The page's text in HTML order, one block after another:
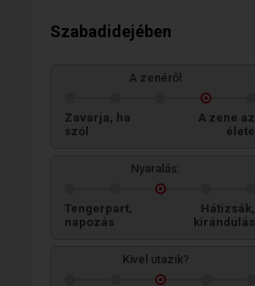
Szabadidejében
A zenéről
Zavarja, ha
szól
A zene az
élete
Nyaralás:
Tengerpart,
napozás
Hátizsák,
kirándulás
Kivel utazik?